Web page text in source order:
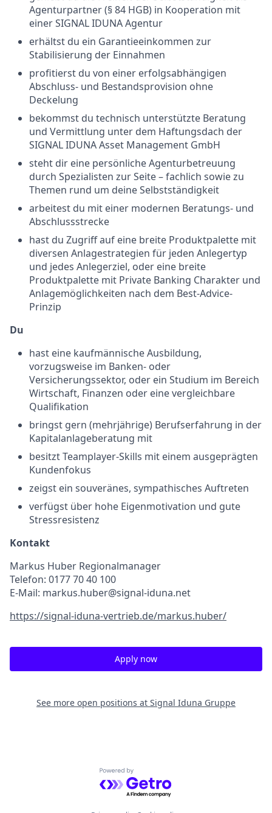
Agenturpartner (§ 84 HGB) in Kooperation mit
einer SIGNAL IDUNA Agentur
erhältst du ein Garantieeinkommen zur
Stabilisierung der Einnahmen
profitierst du von einer erfolgsabhängigen
Abschluss- und Bestandsprovision ohne
Deckelung
bekommst du technisch unterstützte Beratung
und Vermittlung unter dem Haftungsdach der
SIGNAL IDUNA Asset Management GmbH
steht dir eine persönliche Agenturbetreuung
durch Spezialisten zur Seite – fachlich sowie zu
Themen rund um deine Selbstständigkeit
arbeitest du mit einer modernen Beratungs- und
Abschlussstrecke
hast du Zugriff auf eine breite Produktpalette mit
diversen Anlagestrategien für jeden Anlegertyp
und jedes Anlegerziel, oder eine breite
Produktpalette mit Private Banking Charakter und
Anlagemöglichkeiten nach dem Best-Advice-
Prinzip
Du
hast eine kaufmännische Ausbildung,
vorzugsweise im Banken- oder
Versicherungssektor, oder ein Studium im Bereich
Wirtschaft, Finanzen oder eine vergleichbare
Qualifikation
bringst gern (mehrjährige) Berufserfahrung in der
Kapitalanlageberatung mit
besitzt Teamplayer-Skills mit einem ausgeprägten
Kundenfokus
zeigst ein souveränes, sympathisches Auftreten
verfügst über hohe Eigenmotivation und gute
Stressresistenz
Kontakt
Markus Huber Regionalmanager
Telefon: 0177 70 40 100
E-Mail: markus.huber@signal-iduna.net
https://signal-iduna-vertrieb.de/markus.huber/
Apply now
See more open positions at Signal Iduna Gruppe
Powered by Getro.com